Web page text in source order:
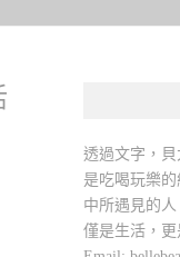
透過文字，
是吃喝玩樂
中所遇見的
僅是生